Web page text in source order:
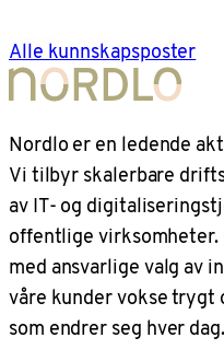
Alle kunnskapsposter
Nordlo er en ledende
Vi tilbyr skalerbare
av IT- og
offentlige
med ansvarlige valg av
våre kunder vokse
som endrer seg hver dag.